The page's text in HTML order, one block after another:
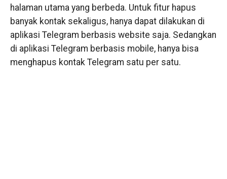
halaman utama yang berbeda. Untuk fitur hapus
banyak kontak sekaligus, hanya dapat dilakukan di
aplikasi Telegram berbasis website saja. Sedangkan
di aplikasi Telegram berbasis mobile, hanya bisa
menghapus kontak Telegram satu per satu.